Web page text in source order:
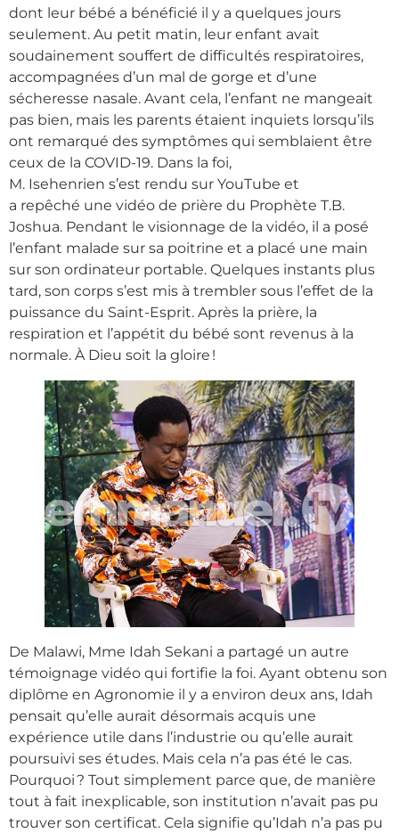
dont leur bébé a bénéficié il y a quelques jours
seulement. Au petit matin, leur enfant avait
soudainement souffert de difficultés respiratoires,
accompagnées d’un mal de gorge et d’une
sécheresse nasale. Avant cela, l’enfant ne mangeait
pas bien, mais les parents étaient inquiets lorsqu’ils
ont remarqué des symptômes qui semblaient être
ceux de la COVID-19. Dans la foi,
M. Isehenrien s’est rendu sur YouTube et
a repêché une vidéo de prière du Prophète T.B.
Joshua. Pendant le visionnage de la vidéo, il a posé
l’enfant malade sur sa poitrine et a placé une main
sur son ordinateur portable. Quelques instants plus
tard, son corps s’est mis à trembler sous l’effet de la
puissance du Saint-Esprit. Après la prière, la
respiration et l’appétit du bébé sont revenus à la
normale. À Dieu soit la gloire !
De Malawi, Mme Idah Sekani a partagé un autre
témoignage vidéo qui fortifie la foi. Ayant obtenu son
diplôme en Agronomie il y a environ deux ans, Idah
pensait qu’elle aurait désormais acquis une
expérience utile dans l’industrie ou qu’elle aurait
poursuivi ses études. Mais cela n’a pas été le cas.
Pourquoi ? Tout simplement parce que, de manière
tout à fait inexplicable, son institution n’avait pas pu
trouver son certificat. Cela signifie qu’Idah n’a pas pu